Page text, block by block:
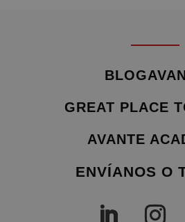
GREAT PLACE
AVANTE
ENVÍANOS O